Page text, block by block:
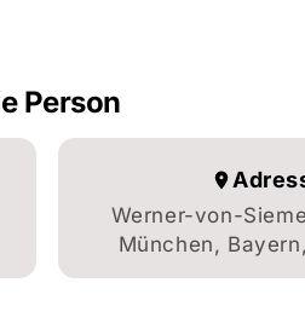
Person
Werner-von-
München,